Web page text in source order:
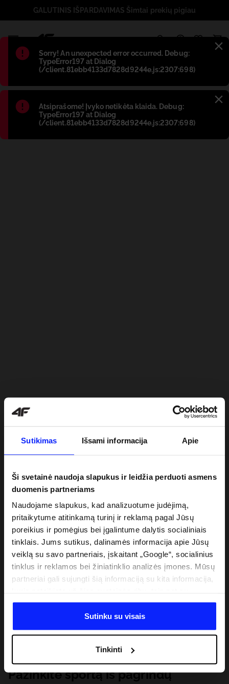
Sutikimas Išsami informacija Apie
Ši svetainė naudoja slapukus ir leidžia perduoti asmens
duomenis partneriams
Naudojame slapukus, kad analizuotume judėjimą,
pritaikytume atitinkamą turinį ir reklamą pagal Jūsų
poreikius ir pomėgius bei įgalintume dalytis socialiniais
tinklais. Jums sutikus, dalinamės informacija apie Jūsų
veiklą su savo partneriais, įskaitant „Google“, socialinius
tinklus ir reklamos bei žiniatinklio analizės įmones. Mūsų
partneriai gali sujungti šią informaciją su kita informacija,
duomenimis, kuriuos jie gauna, kai naudojatės jų
paslaugomis. Gavus Jūsų leidimą, mes galime perduoti
Jūsų asmeninę informaciją savo partneriams, siekdami
analitinius tyrimus, pritaikyti turinį ir tobulinti mūsų
partnerių siūlomus sprendimus (pvz., socialinius tinklus).
Išsamią informaciją rasite mūsų Privatumo politikoje ir
Sutinku su visais
Tinkinti
Błąd:
Sorry! An unexpected error occurred. Debug:
TypeError197 at Dialog
(/client.81ebb4133d7828d9244e.js:2307:698)
Błąd:
Atsiprašome! Įvyko netikėta klaida. Debug:
TypeError197 at Dialog
(/client.81ebb4133d7828d9244e.js:2307:698)
GALUTINIS IŠPARDAVIMAS Šimtai prekių pigiau
Pažinkite sportą iš pagrindų